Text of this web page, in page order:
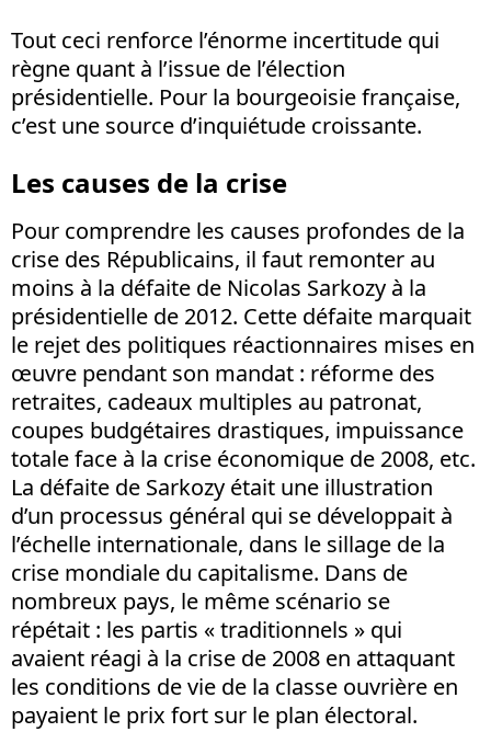
Tout ceci renforce l’énorme incertitude qui
règne quant à l’issue de l’élection
présidentielle. Pour la bourgeoisie française,
c’est une source d’inquiétude croissante.
Les causes de la crise
Pour comprendre les causes profondes de la
crise des Républicains, il faut remonter au
moins à la défaite de Nicolas Sarkozy à la
présidentielle de 2012. Cette défaite marquait
le rejet des politiques réactionnaires mises en
œuvre pendant son mandat : réforme des
retraites, cadeaux multiples au patronat,
coupes budgétaires drastiques, impuissance
totale face à la crise économique de 2008, etc.
La défaite de Sarkozy était une illustration
d’un processus général qui se développait à
l’échelle internationale, dans le sillage de la
crise mondiale du capitalisme. Dans de
nombreux pays, le même scénario se
répétait : les partis « traditionnels » qui
avaient réagi à la crise de 2008 en attaquant
les conditions de vie de la classe ouvrière en
payaient le prix fort sur le plan électoral.